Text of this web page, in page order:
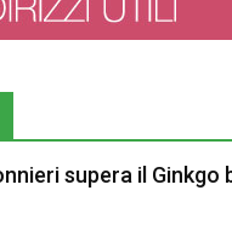
supera il Ginkgo